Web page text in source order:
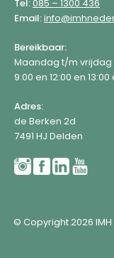
Tel:085 – 1300 436
Email:
Bereikbaar:
Maandag t/m vrijdag
9:00 en 12:00 en 13:00
Adres:
de Berken 2d
7491 HJ Delden
© Copyright 2026